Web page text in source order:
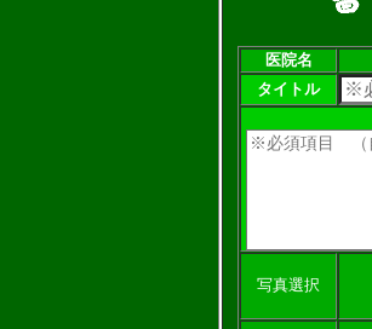
医院名
タイトル
写真選択